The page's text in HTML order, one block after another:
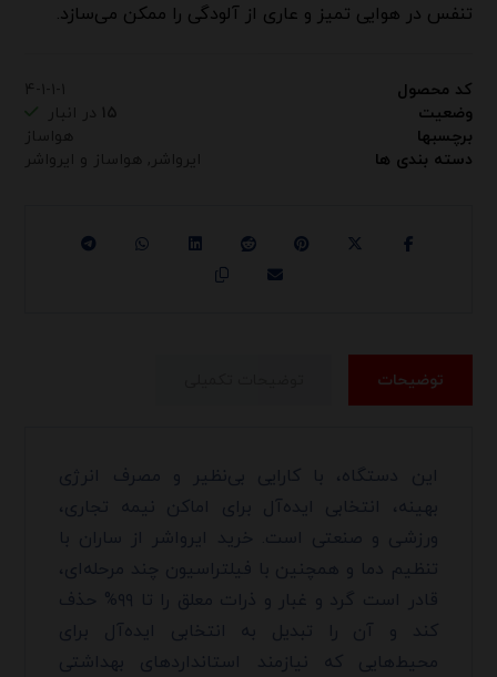
تنفس در هوایی تمیز و عاری از آلودگی را ممکن می‌سازد.
کد محصول
وضعیت
برچسبها
دسته بندی ها
توضیحات
این دستگاه، با کارایی بی‌نظیر و مصرف انرژی
بهینه، انتخابی ایده‌آل برای اماکن نیمه تجاری،
ورزشی و صنعتی است. خرید ایرواشر از ساران با
تنظیم دما و همچنین با فیلتراسیون چند مرحله‌ای،
کند و آن را تبدیل به انتخابی ایده‌آل برای
محیط‌هایی که نیازمند استانداردهای بهداشتی